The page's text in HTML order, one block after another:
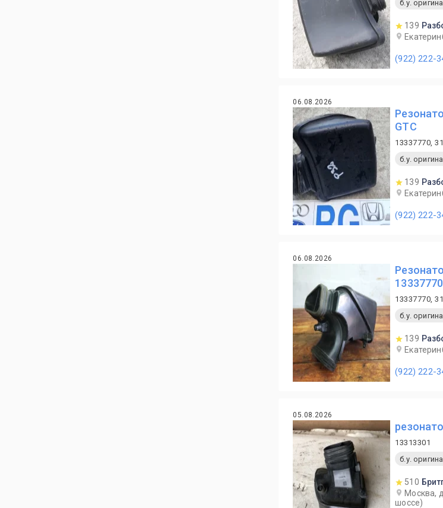
б.у.
139
(922) 222-
06.08.2026
GTC
13337770,
б.у.
139
(922) 222-
06.08.2026
13337770,
б.у.
139
(922) 222-
05.08.2026
13313301
б.у.
510
Москва,
шоссе)